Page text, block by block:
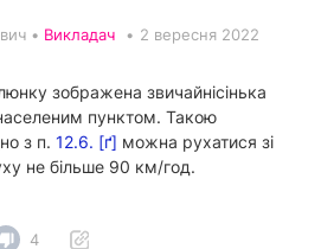
• Викладач • 2 вересня 2022
зображена звичайнісінька
пунктом. Такою
з п. 12.6. [ґ] можна рухатися зі
не більше 90 км/год.
4